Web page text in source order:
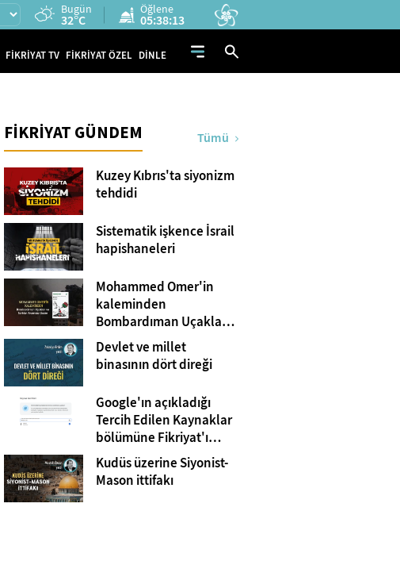
Bugün
32°C
Öğlene
05:38:12
FİKRİYAT TV FİKRİYAT ÖZEL DİNLE
FİKRİYAT GÜNDEM Tümü
Kuzey Kıbrıs'ta siyonizm
tehdidi
Sistematik işkence İsrail
hapishaneleri
Mohammed Omer'in
kaleminden
Bombardıman Uçakları
ve Tanklar Arasında
Gazze
Devlet ve millet
binasının dört direği
Google'ın açıkladığı
Tercih Edilen Kaynaklar
bölümüne Fikriyat'ı
eklemeyi unutmayın!
Kudüs üzerine Siyonist-
Mason ittifakı